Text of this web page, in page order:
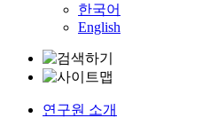
한국어
English
연구원 소개